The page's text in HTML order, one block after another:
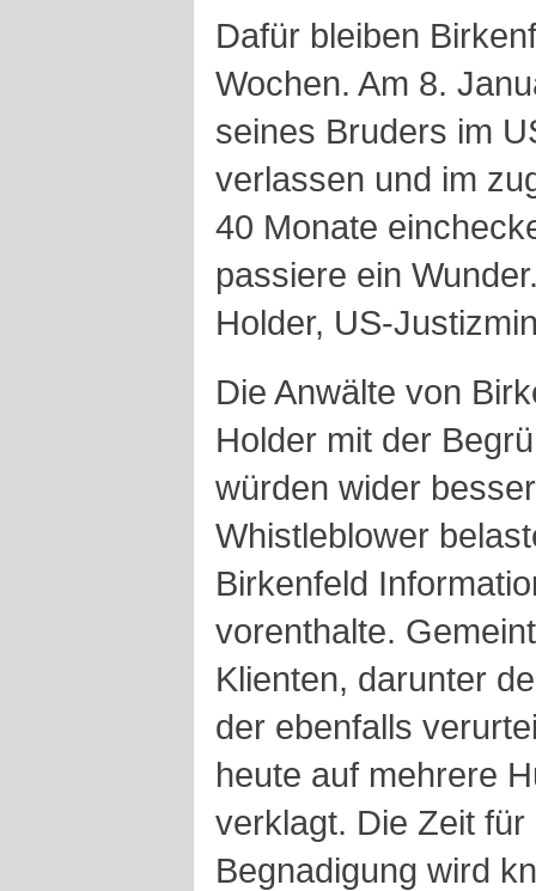
Dafür bleiben
Wochen. Am 8.
seines Bruders im
verlassen und im
40 Monate
passiere ein
Holder, US-
Die Anwälte von
Holder mit der
würden wider
Whistleblower
Birkenfeld
vorenthalte.
Klienten, darunter
der ebenfalls
heute auf mehrere
verklagt. Die Zeit
Begnadigung wird